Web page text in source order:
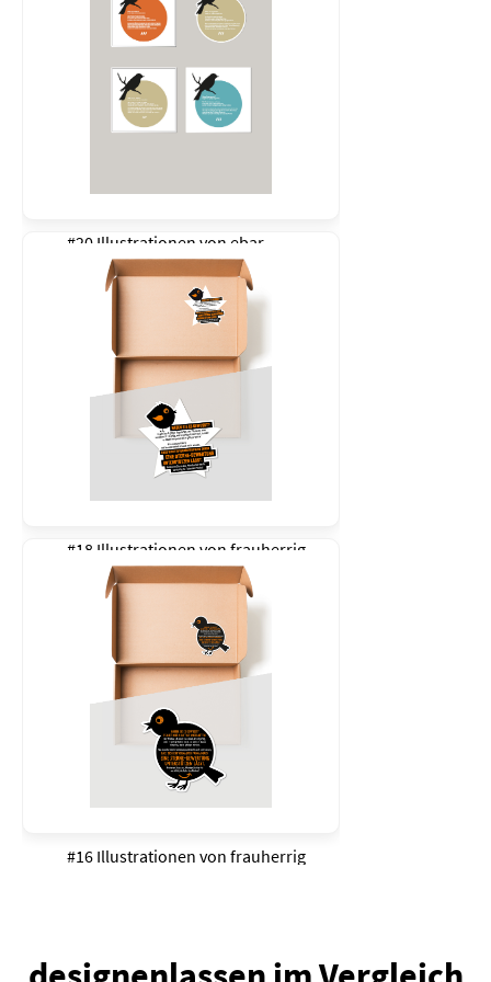
#20 Illustrationen von ebar
#18 Illustrationen von frauherrig
#16 Illustrationen von frauherrig